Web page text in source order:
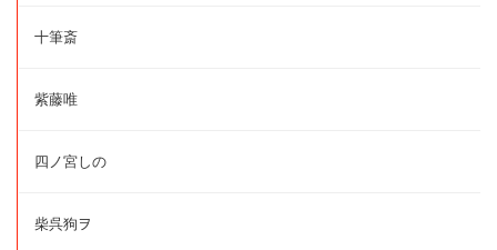
十筆斎
紫藤唯
四ノ宮しの
柴呉狗ヲ